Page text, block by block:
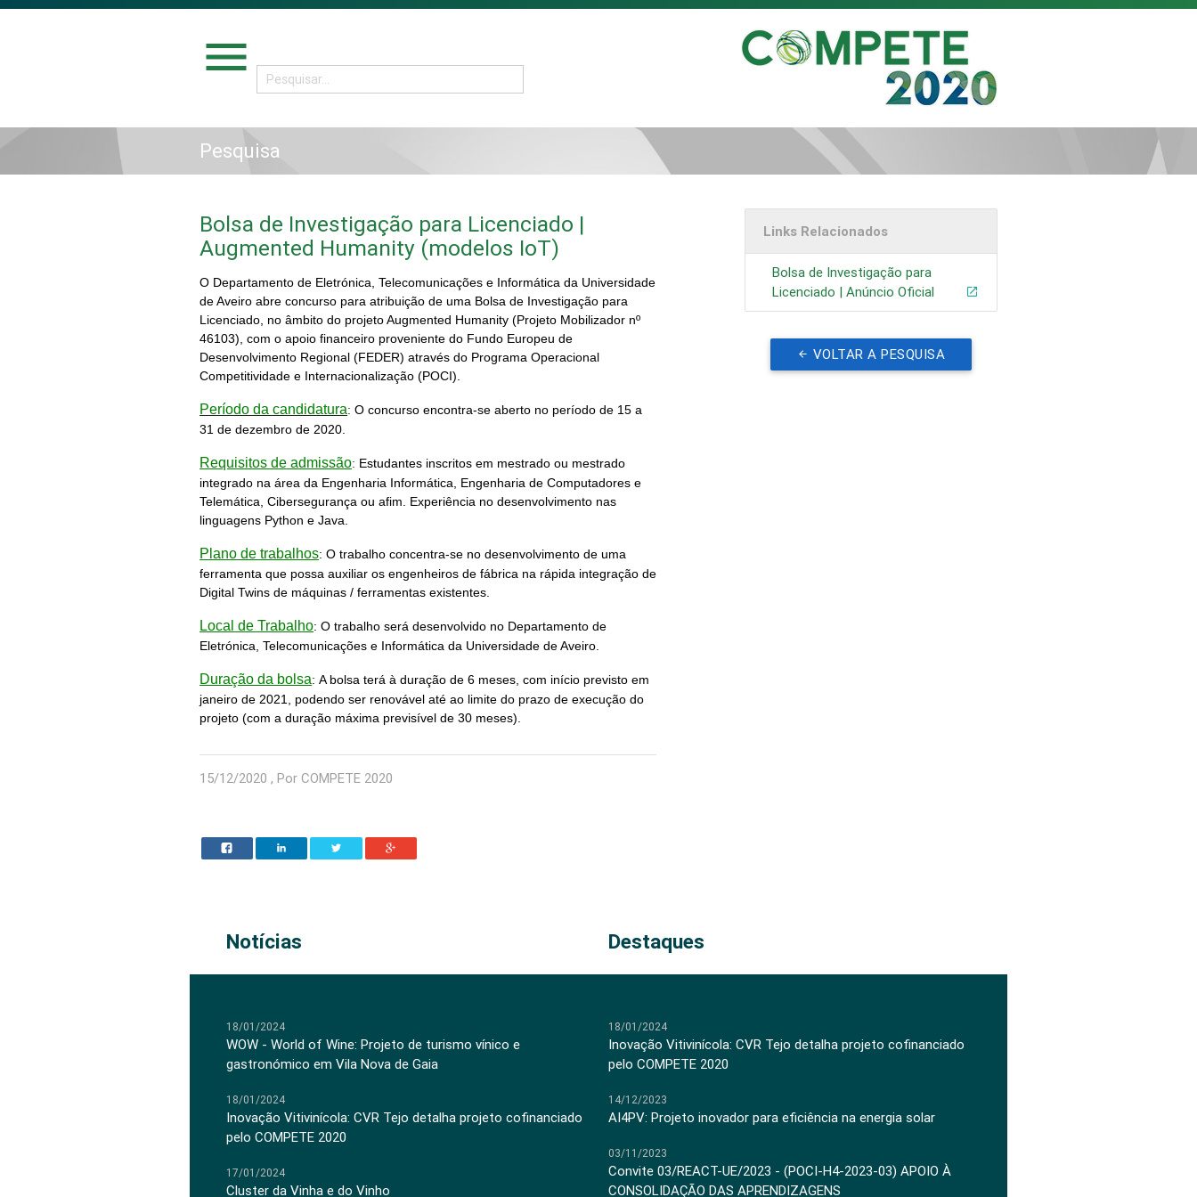
menu
Pesquisa
Bolsa de Investigação para Licenciado |
Augmented Humanity (modelos IoT)
O Departamento de Eletrónica, Telecomunicações e Informática da Universidade
de Aveiro abre concurso para atribuição de uma Bolsa de Investigação para
Licenciado, no âmbito do projeto Augmented Humanity (Projeto Mobilizador nº
46103), com o apoio financeiro proveniente do Fundo Europeu de
Desenvolvimento Regional (FEDER) através do Programa Operacional
Competitividade e Internacionalização (POCI).
Período da candidatura:O concurso encontra-se aberto no período de 15 a
31 de dezembro de 2020.
Requisitos de admissão: Estudantes inscritos em mestrado ou mestrado
integrado na área da Engenharia Informática, Engenharia de Computadores e
Telemática, Cibersegurança ou afim. Experiência no desenvolvimento nas
linguagens Python e Java.
Plano de trabalhos:O trabalho concentra-se no desenvolvimento de uma
ferramenta que possa auxiliar os engenheiros de fábrica na rápida integração de
Digital Twins de máquinas / ferramentas existentes.
Local de Trabalho: O trabalho será desenvolvido no Departamento de
Eletrónica, Telecomunicações e Informática da Universidade de Aveiro.
Duração da bolsa:A bolsa terá à duração de 6 meses, com início previsto em
janeiro de 2021, podendo ser renovável até ao limite do prazo de execução do
projeto (com a duração máxima previsível de 30 meses).
15/12/2020 , Por COMPETE 2020
Links Relacionados
Bolsa de Investigação para
Licenciado | Anúncio Oficial
VOLTAR A PESQUISA
Notícias Destaques
18/01/2024
WOW - World of Wine: Projeto de turismo vínico e
gastronómico em Vila Nova de Gaia
18/01/2024
Inovação Vitivinícola: CVR Tejo detalha projeto cofinanciado
pelo COMPETE 2020
17/01/2024
Cluster da Vinha e do Vinho
18/01/2024
Inovação Vitivinícola: CVR Tejo detalha projeto cofinanciado
pelo COMPETE 2020
14/12/2023
AI4PV: Projeto inovador para eficiência na energia solar
03/11/2023
Convite 03/REACT-UE/2023 - (POCI-H4-2023-03) APOIO À
CONSOLIDAÇÃO DAS APRENDIZAGENS